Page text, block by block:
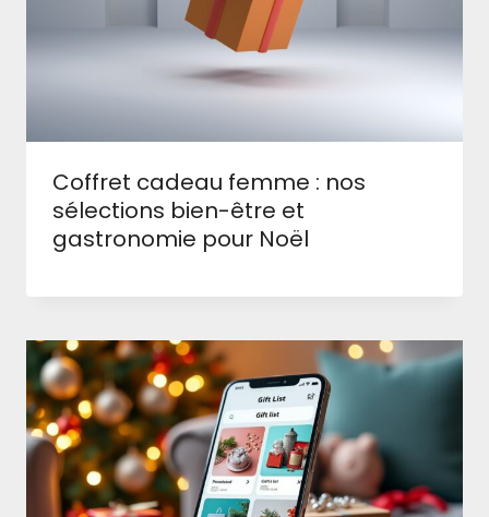
Coffret cadeau femme : nos
sélections bien-être et
gastronomie pour Noël